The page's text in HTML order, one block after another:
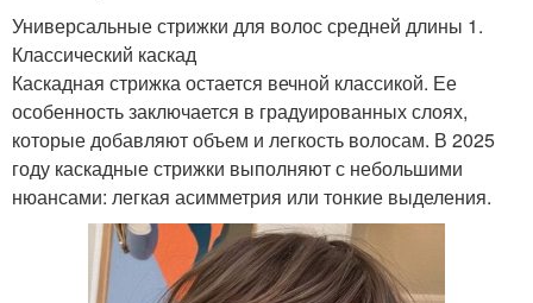
Универсальные стрижки для волос средней длины 1.
Классический каскад
Каскадная стрижка остается вечной классикой. Ее
особенность заключается в градуированных слоях,
которые добавляют объем и легкость волосам. В 2025
году каскадные стрижки выполняют с небольшими
нюансами: легкая асимметрия или тонкие выделения.